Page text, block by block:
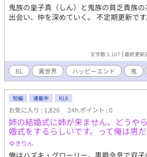
鬼族の皇子真（しん）と鬼族の貧乏貴族
出会い、仲を深めていく。 不定期更新です
文字数 3,107 最終更新
BL 異世界 ハッピーエンド 鬼
短編 連載中 R18
お気に入り : 1,826 24h.ポイント : 0
姉の結婚式に姉が来ません。どうや
婚式をするらしいです。って俺は男だ
ゆきりん
俺はハズキ・グローリー。男爵令息で双